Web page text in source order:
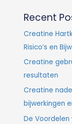
Recent
Creatine
Risico’s en
Creatine
resultaten
Creatine
bijwerkingen
De